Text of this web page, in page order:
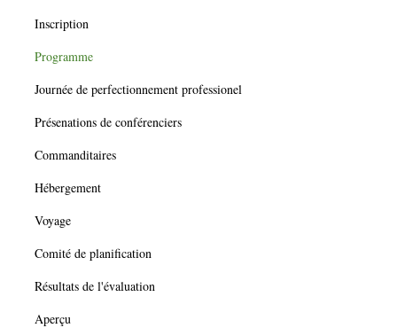
Inscription
Programme
Journée de perfectionnement professionel
Présenations de conférenciers
Commanditaires
Hébergement
Voyage
Comité de planification
Résultats de l'évaluation
Aperçu